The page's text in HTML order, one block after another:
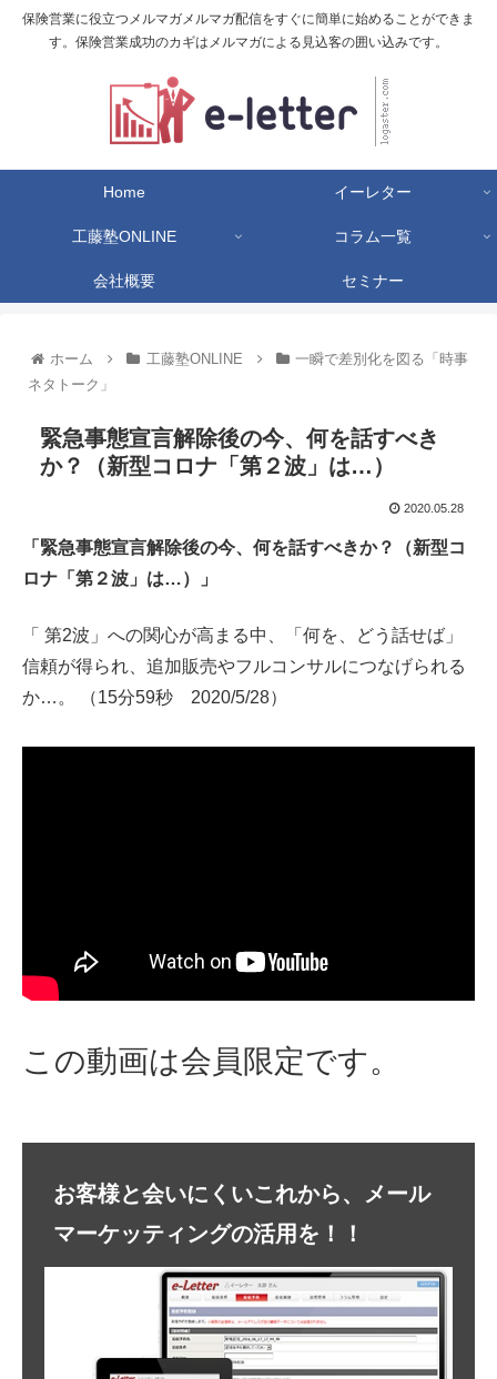
保険営業に役立つメルマガメルマガ配信をすぐに簡単に始めることができま
す。保険営業成功のカギはメルマガによる見込客の囲い込みです。
Home イーレター
工藤塾ONLINE コラム一覧
会社概要 セミナー
ホーム 工藤塾ONLINE
一瞬で差別化を図る「時事
ネタトーク」
緊急事態宣言解除後の今、何を話すべき
か？（新型コロナ「第２波」は…）
2020.05.28
「緊急事態宣言解除後の今、何を話すべきか？（新型コ
ロナ「第２波」は…）」
「 第2波」への関心が高まる中、「何を、どう話せば」
信頼が得られ、追加販売やフルコンサルにつなげられる
か…。 （15分59秒 2020/5/28）
この動画は会員限定です。
お客様と会いにくいこれから、メール
マーケッティングの活用を！！